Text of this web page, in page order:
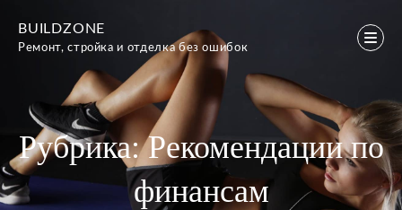
содержимому
BUILDZONE
Ремонт, стройка и отделка без ошибок
Рубрика:Рекомендации по
финансам